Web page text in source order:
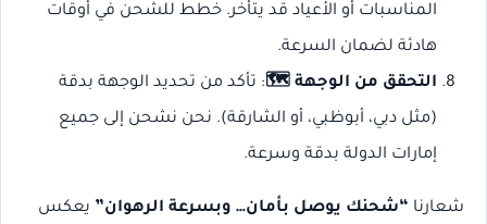
المناسبات أو الأعياد قد يتأخر. خطط للشحن في أوقات
هادئة لضمان السرعة.
التحقق من الوجهة 🗺️: تأكد من تحديد الوجهة بدقة
(مثل دبي، أبوظبي، أو الشارقة). نحن نشحن إلى جميع
إمارات الدولة بدقة وسرعة.
شعارنا “شحنك يوصل بأمان… وبسرعة الرهوان” يعكس